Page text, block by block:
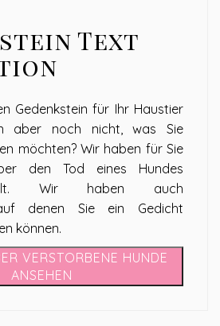
Text
Gedenkstein für Ihr Haustier
aber noch nicht, was Sie
möchten? Wir haben für Sie
den Tod eines Hundes
Wir haben auch
denen Sie ein Gedicht
können.
VERSTORBENE HUNDE
ANSEHEN